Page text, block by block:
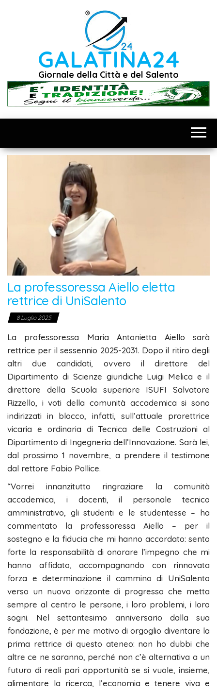
GALATINA24
Giornale della Città e del Salento
La professoressa Aiello eletta
rettrice di UniSalento
8 Luglio 2025
La professoressa Maria Antonietta Aiello sarà
rettrice per il sessennio 2025-2031. Dopo il ritiro degli
altri due candidati, ovvero il direttore del
Dipartimento di Scienze giuridiche Luigi Melica e il
direttore della Scuola superiore ISUFI Salvatore
Rizzello, i voti della comunità accademica si sono
indirizzati in blocco, infatti, sull’attuale prorettrice
vicaria e ordinaria di Tecnica delle Costruzioni al
Dipartimento di Ingegneria dell’Innovazione. Sarà lei,
dal prossimo 1 novembre, a prendere il testimone
dal rettore Fabio Pollice.
“Vorrei innanzitutto ringraziare la comunità
accademica, i docenti, il personale tecnico
amministrativo, gli studenti e le studentesse – ha
commentato la professoressa Aiello – per il
sostegno e la fiducia che mi hanno accordato: sento
forte la responsabilità di onorare l’impegno che mi
hanno affidato, accompagnando con rinnovata
forza e determinazione il cammino di UniSalento
verso un nuovo orizzonte di progresso che metta
sempre al centro le persone, i loro problemi, i loro
sogni. Nel settantesimo anniversario dalla sua
fondazione, è per me motivo di orgoglio diventare la
prima rettrice di questo ateneo: non ho dubbi che
altre ce ne saranno, perché non c’è alternativa a un
futuro di reali pari opportunità se si vuole, insieme,
alimentare la ricerca, l’economia e tenere viva e